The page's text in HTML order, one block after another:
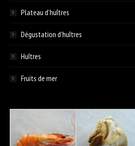
Plateau d’huîtres
Dégustation d’huîtres
Huîtres
Fruits de mer